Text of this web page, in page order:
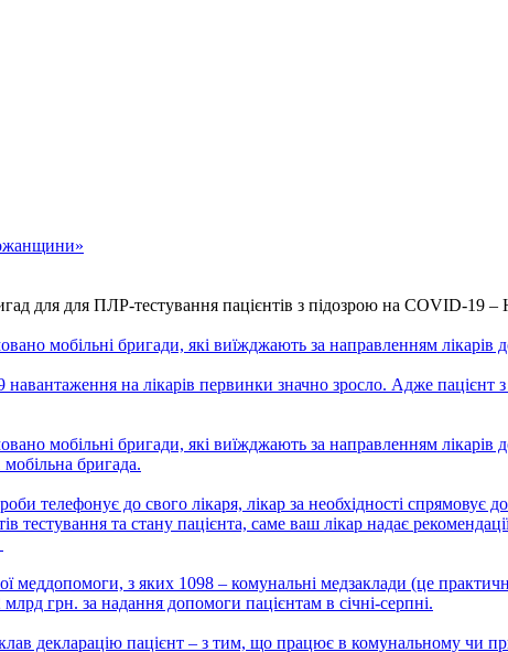
для для ПЛР-тестування пацієнтів з підозрою на COVID-19
мобільні бригади, які виїжджають за направленням
на лікарів первинки значно зросло. Адже
мобільні бригади, які виїжджають за направленням
бригада.
телефонує до свого лікаря, лікар за необхідності спрямовує
тестування та стану пацієнта, саме ваш лікар надає
меддопомоги, з яких 1098 – комунальні медзаклади (це
грн. за надання допомоги пацієнтам в січні-серпні.
декларацію пацієнт – з тим, що працює в комунальному чи